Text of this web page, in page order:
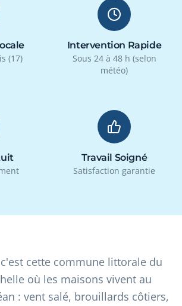
(17)
Intervention Rapide
Sous 24 à 48 h (selon
météo)
Travail Soigné
Satisfaction garantie
cette commune littorale du
où les maisons vivent au
: vent salé, brouillards côtiers,